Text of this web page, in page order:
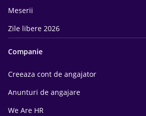
Meserii
Zile libere 2026
Companie
Creeaza cont de angajator
Anunturi de angajare
We Are HR